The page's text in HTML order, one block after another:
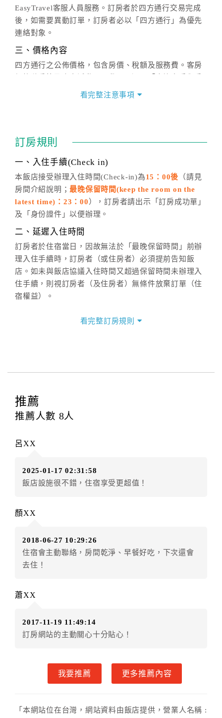
EasyTravel客服人員服務。訂房者於四方通行交易完成
後，如需要異動訂單，訂房者必以「四方通行」為優先
連絡對象。
三、價格內容
四方通行之公佈價格，包含房價、稅額及服務費。客房
價」之當日價格為標準。
話方式異動訂單。
※非客服時間之申辦異動，皆為次日計算及辦理。
五、客服時間
週一至週日，上午9:00～晚上6:00
六、聯絡方式
(07)9682715 。
看完整注意事項
訂房規則
一、入住手續(Check in)
本飯店接受辦理入住時間(Check-in)為15：00後 （請見
房間介紹說明；最晚保留時間(keep the room on the
latest time)：23：00 ），訂房者請出示「訂房成功單」
及「身份證件」以便辦理。
二、延遲入住時間
訂房者於住宿當日，因故無法於「最晚保留時間」前辦
理入住手續時，訂房者（或住房者）必須提前告知飯
店。如未與飯店協議入住時間又超過保留時間未辦理入
住手續，則視訂房者（及住房者）無條件放棄訂單（住
宿權益）。
四、訂單異動
提出申辦不得異動訂單。
每筆訂單異動限定
辦理取消退款。
房者應補足差額。（限原訂飯店）
房者不得要求退其差額。（限原訂飯店）
額3個月
．訂房者使用「保留住宿金額」時，請注意！為避免飯
店客滿，敬請及早計畫，如逾時未提出申辦，視同無條
件放棄訂單（住宿權益）。 （限原訂飯店使用）
得辦理取消退款。
．訂單異動後，訂單費用總計小於原訂單費用總計時，
訂房者因故取消訂單辦理退款，依下列標準申辦：
◎住房日7天前辦理者，訂單費用扣除總計0%為手續費
◎住房日1天前辦理者，訂單費用扣除總計45%為手續費
看完整訂房規則
推薦
推薦人數 8人
呂XX
2025-01-17 02:31:58
飯店設施很不錯，住宿享受更超值！
顏XX
2018-06-27 10:29:26
住宿會主動聯絡，房間乾淨、早餐好吃，下次還會
去住！
蕭XX
2017-11-19 11:49:14
訂房網站的主動關心十分貼心！
我要推薦 更多推薦內容
「本網站位在台灣，網站資料由飯店提供，營業人名稱 :